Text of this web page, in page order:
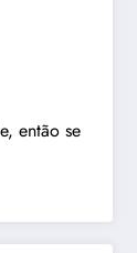
então se